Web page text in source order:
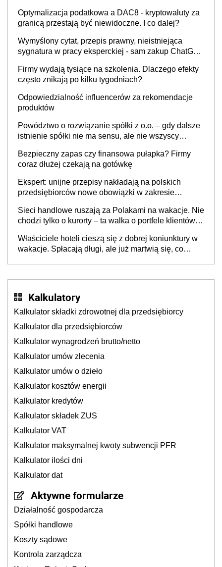
Optymalizacja podatkowa a DAC8 - kryptowaluty za
granicą przestają być niewidoczne. I co dalej?
Wymyślony cytat, przepis prawny, nieistniejąca
sygnatura w pracy eksperckiej - sam zakup ChatGPT
Firmy wydają tysiące na szkolenia. Dlaczego efekty
często znikają po kilku tygodniach?
Odpowiedzialność influencerów za rekomendacje
produktów
Powództwo o rozwiązanie spółki z o.o. – gdy dalsze
istnienie spółki nie ma sensu, ale nie wszyscy
Bezpieczny zapas czy finansowa pułapka? Firmy
coraz dłużej czekają na gotówkę
Ekspert: unijne przepisy nakładają na polskich
przedsiębiorców nowe obowiązki w zakresie
Sieci handlowe ruszają za Polakami na wakacje. Nie
chodzi tylko o kurorty – ta walka o portfele klientów
cichu
Właściciele hoteli cieszą się z dobrej koniunktury w
wakacje. Spłacają długi, ale już martwią się, co
Kalkulatory
Kalkulator składki zdrowotnej dla przedsiębiorcy
Kalkulator dla przedsiębiorców
Kalkulator wynagrodzeń brutto/netto
Kalkulator umów zlecenia
Kalkulator umów o dzieło
Kalkulator kosztów energii
Kalkulator kredytów
Kalkulator składek ZUS
Kalkulator VAT
Kalkulator maksymalnej kwoty subwencji PFR
Kalkulator ilości dni
Kalkulator dat
Aktywne formularze
Działalność gospodarcza
Spółki handlowe
Koszty sądowe
Kontrola zarządcza